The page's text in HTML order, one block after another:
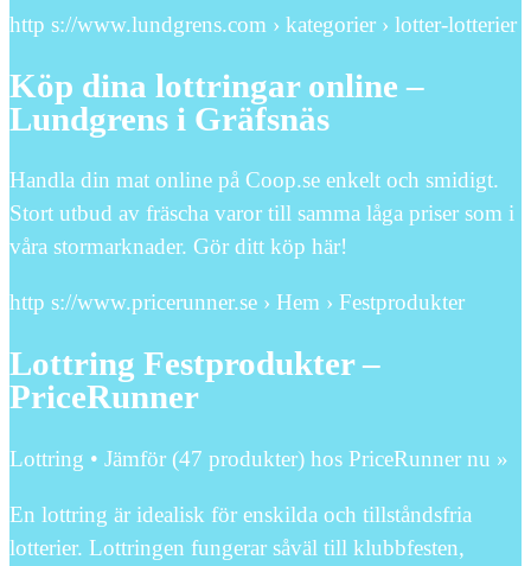
http s://www.lundgrens.com › kategorier › lotter-lotterier
Köp dina lottringar online –
Lundgrens i Gräfsnäs
Handla din mat online på Coop.se enkelt och smidigt.
Stort utbud av fräscha varor till samma låga priser som i
våra stormarknader. Gör ditt köp här!
http s://www.pricerunner.se › Hem › Festprodukter
Lottring Festprodukter –
PriceRunner
Lottring • Jämför (47 produkter) hos PriceRunner nu »
En lottring är idealisk för enskilda och tillståndsfria
lotterier. Lottringen fungerar såväl till klubbfesten,